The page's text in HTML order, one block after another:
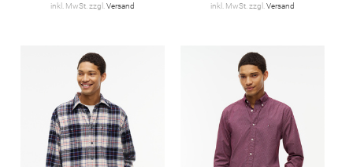
inkl. MwSt. zzgl. Versand inkl. MwSt. zzgl. Versand